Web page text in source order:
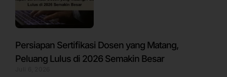
Persiapan Sertifikasi Dosen yang Matang,
Peluang Lulus di 2026 Semakin Besar